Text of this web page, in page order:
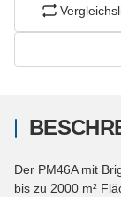
Der PM46A mit
bis zu 2000 m²